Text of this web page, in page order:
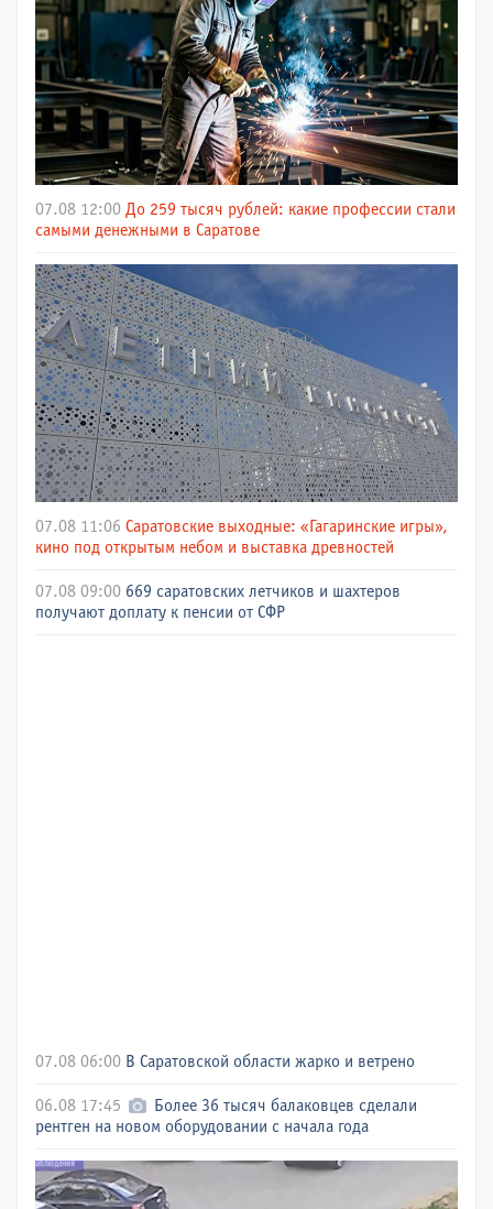
07.08 12:00 До 259 тысяч рублей: какие профессии стали
самыми денежными в Саратове
07.08 11:06 Саратовские выходные: «Гагаринские игры»,
кино под открытым небом и выставка древностей
07.08 09:00 669 саратовских летчиков и шахтеров
получают доплату к пенсии от СФР
07.08 06:00 В Саратовской области жарко и ветрено
06.08 17:45
Более 36 тысяч балаковцев сделали
рентген на новом оборудовании с начала года